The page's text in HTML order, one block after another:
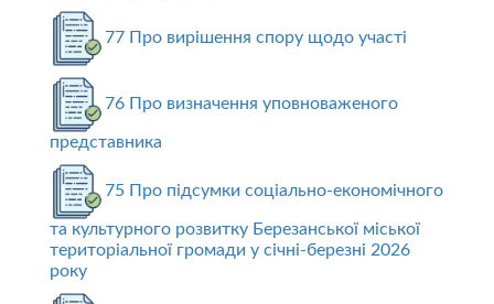
77 Про вирішення спору щодо участі
76 Про визначення уповноваженого
представника
75 Про підсумки соціально-економічного
та культурного розвитку Березанської міської
територіальної громади у січні-березні 2026
року